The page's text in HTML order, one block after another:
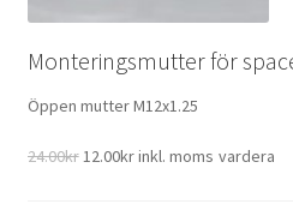
Monteringsmutter för
Öppen mutter M12x1.25
24.00kr Original
12.00krCurrent
inkl. moms vardera